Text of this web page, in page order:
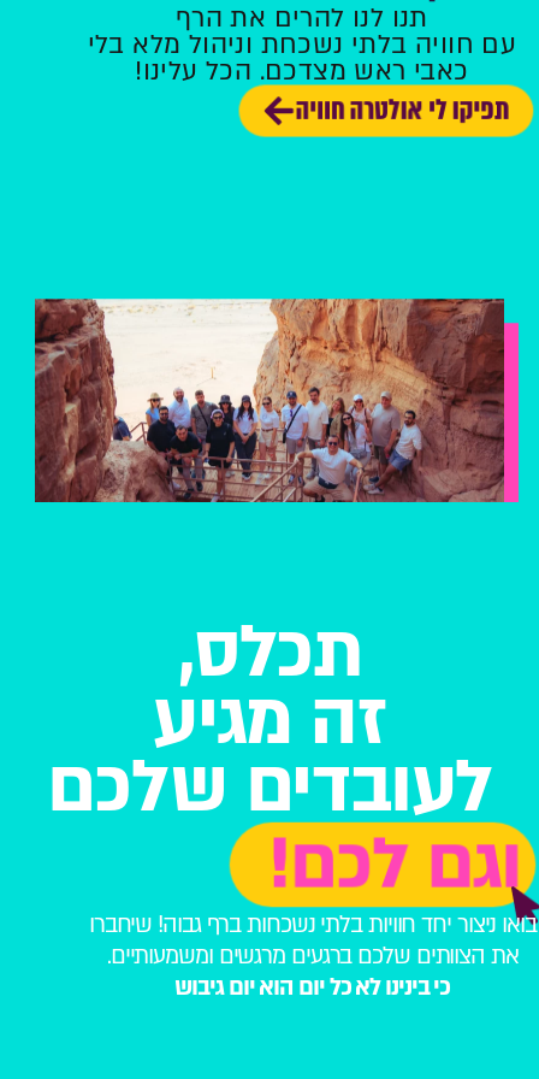
תנו לנו להרים את הרף
עם חוויה בלתי נשכחת וניהול מלא בלי
כאבי ראש מצדכם. הכל עלינו!
תפיקו לי אולטרה חוויה
.
תכלס,
זה מגיע
לעובדים שלכם
וגם לכם!
בואו ניצור יחד חוויות בלתי נשכחות ברף גבוה! שיחברו
את הצוותים שלכם ברגעים מרגשים ומשמעותיים.
כי בינינו לא כל יום הוא יום גיבוש